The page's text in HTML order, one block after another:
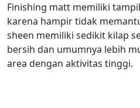
Finishing matt memiliki
karena hampir tidak
sheen memiliki sedikit kilap
bersih dan umumnya lebih
area dengan aktivitas tinggi.